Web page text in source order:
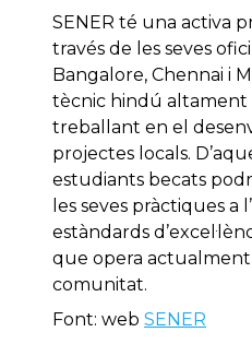
SENER té una activa
través de les seves
Bangalore, Chennai i
tècnic hindú altament
treballant en el
projectes locals.
estudiants becats
les seves pràctiques a
estàndards
que opera actualment
comunitat.
Font: web SENER